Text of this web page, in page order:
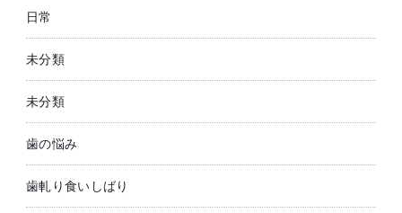
日常
未分類
未分類
歯の悩み
歯軋り食いしばり